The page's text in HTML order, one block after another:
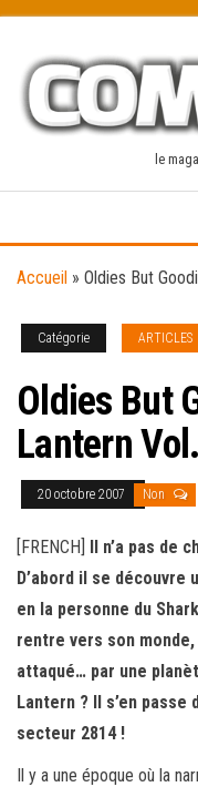
content
le
Accueil » Oldies But
Catégorie ARTICLES
Oldies But
Lantern
20 octobre 2007 Non
[FRENCH] Il n’a pas de
D’abord il se découvre
en la personne du
rentre vers son
attaqué… par une
Lantern ? Il s’en
secteur 2814 !
Il y a une époque où la